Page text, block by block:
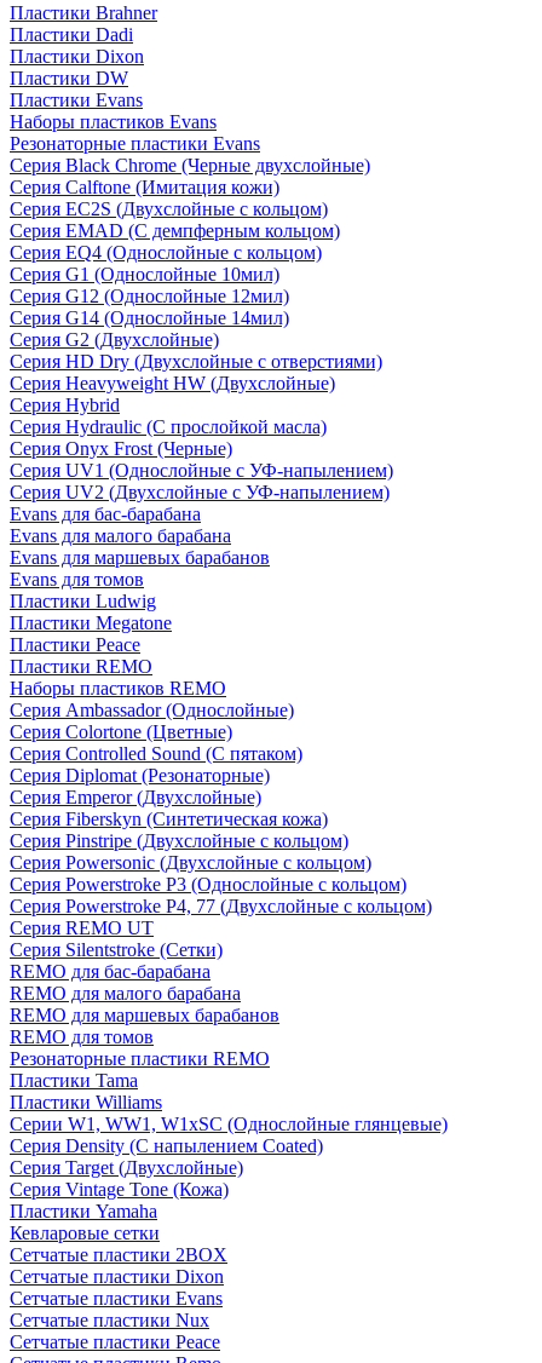
Пластики Brahner
Пластики Dadi
Пластики Dixon
Пластики DW
Пластики Evans
Наборы пластиков Evans
Резонаторные пластики Evans
Серия Black Chrome (Черные двухслойные)
Серия Calftone (Имитация кожи)
Серия EC2S (Двухслойные с кольцом)
Серия EMAD (С демпферным кольцом)
Серия EQ4 (Однослойные с кольцом)
Серия G1 (Однослойные 10мил)
Серия G12 (Однослойные 12мил)
Серия G14 (Однослойные 14мил)
Серия G2 (Двухслойные)
Серия HD Dry (Двухслойные с отверстиями)
Серия Heavyweight HW (Двухслойные)
Серия Hybrid
Серия Hydraulic (С прослойкой масла)
Серия Onyx Frost (Черные)
Серия UV1 (Однослойные с УФ-напылением)
Серия UV2 (Двухслойные с УФ-напылением)
Evans для бас-барабана
Evans для малого барабана
Evans для маршевых барабанов
Evans для томов
Пластики Ludwig
Пластики Megatone
Пластики Peace
Пластики REMO
Наборы пластиков REMO
Серия Ambassador (Однослойные)
Серия Colortone (Цветные)
Серия Controlled Sound (С пятаком)
Серия Diplomat (Резонаторные)
Серия Emperor (Двухслойные)
Серия Fiberskyn (Синтетическая кожа)
Серия Pinstripe (Двухслойные с кольцом)
Серия Powersonic (Двухслойные с кольцом)
Серия Powerstroke P3 (Однослойные с кольцом)
Серия Powerstroke P4, 77 (Двухслойные с кольцом)
Серия REMO UT
Серия Silentstroke (Сетки)
REMO для бас-барабана
REMO для малого барабана
REMO для маршевых барабанов
REMO для томов
Резонаторные пластики REMO
Пластики Tama
Пластики Williams
Серии W1, WW1, W1xSC (Однослойные глянцевые)
Серия Density (C напылением Coated)
Серия Target (Двухслойные)
Серия Vintage Tone (Кожа)
Пластики Yamaha
Кевларовые сетки
Сетчатые пластики 2BOX
Сетчатые пластики Dixon
Сетчатые пластики Evans
Сетчатые пластики Nux
Сетчатые пластики Peace